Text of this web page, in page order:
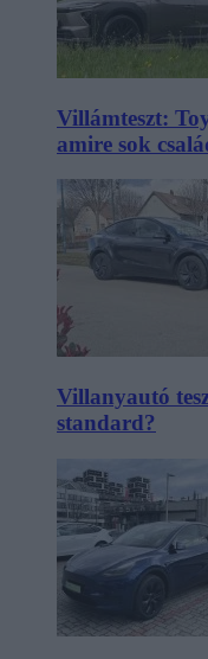
Villámteszt:
amire sok
Villanyautó
standard?